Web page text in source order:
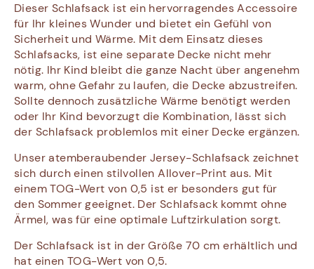
Dieser Schlafsack ist ein hervorragendes Accessoire
für Ihr kleines Wunder und bietet ein Gefühl von
Sicherheit und Wärme. Mit dem Einsatz dieses
Schlafsacks, ist eine separate Decke nicht mehr
nötig. Ihr Kind bleibt die ganze Nacht über angenehm
warm, ohne Gefahr zu laufen, die Decke abzustreifen.
Sollte dennoch zusätzliche Wärme benötigt werden
oder Ihr Kind bevorzugt die Kombination, lässt sich
der Schlafsack problemlos mit einer Decke ergänzen.
Unser atemberaubender Jersey-Schlafsack zeichnet
sich durch einen stilvollen Allover-Print aus. Mit
einem TOG-Wert von 0,5 ist er besonders gut für
den Sommer geeignet. Der Schlafsack kommt ohne
Ärmel, was für eine optimale Luftzirkulation sorgt.
Der Schlafsack ist in der Größe 70 cm erhältlich und
hat einen TOG-Wert von 0,5.